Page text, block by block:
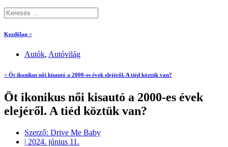
Kezdőlap >
Autók, Autóvilág
> Öt ikonikus női kisautó a 2000-es évek elejéről. A tiéd köztük van?
Öt ikonikus női kisautó a 2000-es évek
elejéről. A tiéd köztük van?
Szerző: Drive Me Baby
| 2024. június 11.